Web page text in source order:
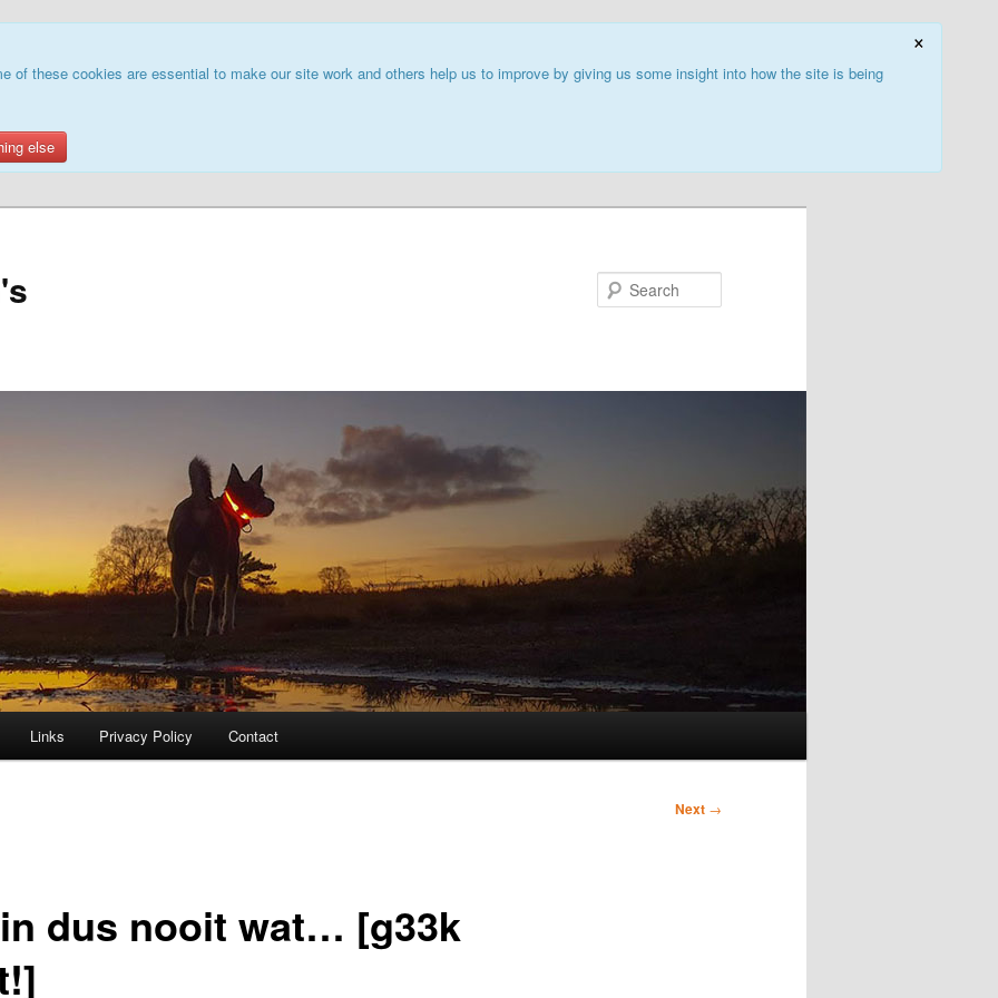
×
of these cookies are essential to make our site work and others help us to improve by giving us some insight into how the site is being
else
Links Privacy Policy Contact
Next →
dus nooit wat… [g33k